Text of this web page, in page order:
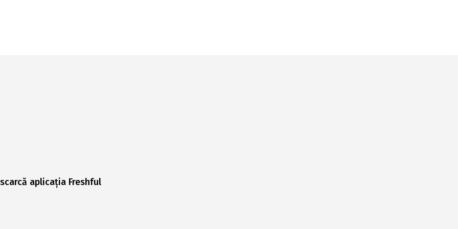
aplicația Freshful